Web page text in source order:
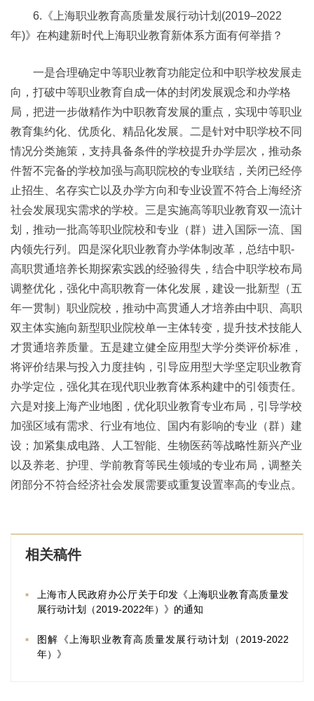
6.《上海职业教育高质量发展行动计划(2019–2022
年)》在构建新时代上海职业教育新体系方面有何举措？
一是合理确定中等职业教育功能定位和中职学校发展走
向，打破中等职业教育自成一体的封闭发展观念和办学格
局，把进一步做精作为中职教育发展的重点，实现中等职业
教育集约化、优质化、精品化发展。二是针对中职学校不同
情况分类施策，支持具备条件的学校提升办学层次，推动条
件暂不完备的学校加强与高职院校的专业联结，关闭已经停
止招生、名存实亡以及办学方向和专业设置不符合上海经济
社会发展现实需求的学校。三是实施高等职业教育双一流计
划，推动一批高等职业院校和专业（群）进入国际一流、国
内领先行列。四是深化职业教育办学体制改革，总结中职-
高职贯通培养长期探索实践的经验得失，结合中职学校布局
调整优化，强化中高职教育一体化发展，建设一批新型（五
年一贯制）职业院校，推动中高贯通人才培养由中职、高职
双主体实施向新型职业院校单一主体转变，提升技术技能人
才贯通培养质量。五是建立健全应用型大学分类评价标准，
将评价结果与投入力度挂钩，引导应用型大学坚定职业教育
办学定位，强化其在现代职业教育体系构建中的引领责任。
六是对接上海产业地图，优化职业教育专业布局，引导学校
加强区域有需求、行业有地位、国内有影响的专业（群）建
设；加紧集成电路、人工智能、生物医药等战略性新兴产业
以及养老、护理、学前教育等民生领域的专业布局，调整关
闭部分不符合经济社会发展需要或重复设置率高的专业点。
相关稿件
上海市人民政府办公厅关于印发《上海职业教育高质量发
展行动计划（2019-2022年）》的通知
图解《上海职业教育高质量发展行动计划（2019-2022
年）》